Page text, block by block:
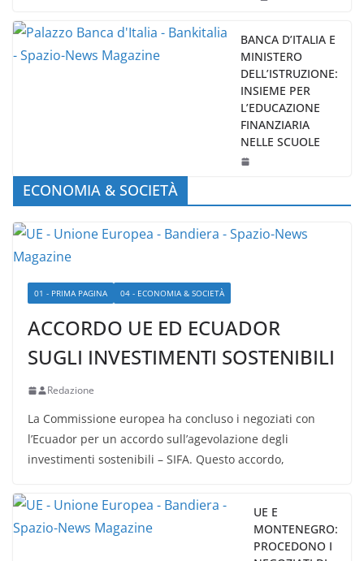
BANCA D’ITALIA E
MINISTERO
DELL’ISTRUZIONE:
INSIEME PER
L’EDUCAZIONE
FINANZIARIA
NELLE SCUOLE
ECONOMIA & SOCIETÀ
01 - PRIMA PAGINA 04 - ECONOMIA & SOCIETÀ
ACCORDO UE ED ECUADOR
SUGLI INVESTIMENTI SOSTENIBILI
Redazione
La Commissione europea ha concluso i negoziati con
l’Ecuador per un accordo sull’agevolazione degli
investimenti sostenibili – SIFA. Questo accordo,
UE E
MONTENEGRO:
PROCEDONO I